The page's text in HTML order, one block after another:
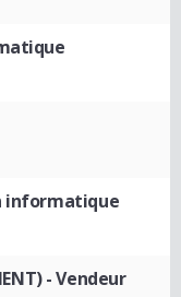
informatique
- Vendeur